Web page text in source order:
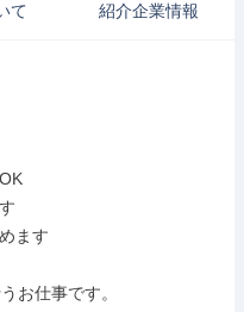
て 紹介企業情報
ます
お仕事です。